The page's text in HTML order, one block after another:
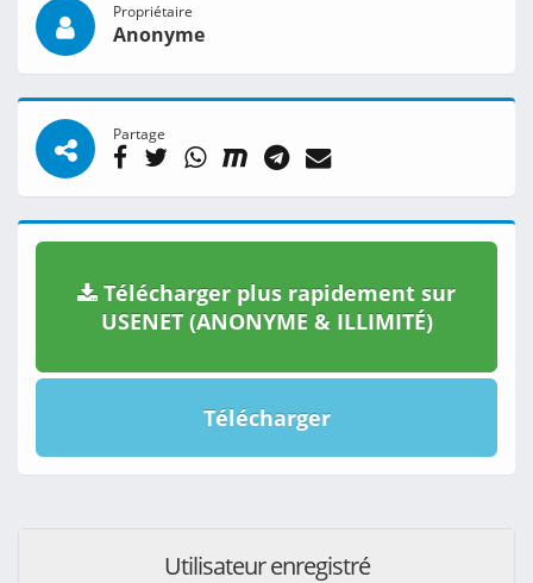
Propriétaire
Anonyme
Partage
Télécharger plus rapidement sur
USENET (ANONYME & ILLIMITÉ)
Télécharger
Utilisateur enregistré